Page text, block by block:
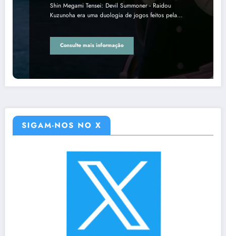
Shin Megami Tensei: Devil Summoner - Raidou
Kuzunoha era uma duologia de jogos feitos pela…
Consulte mais informação
SIGAM-NOS NO X